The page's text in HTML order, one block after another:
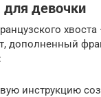
для девочки
хвоста
дополненный
инструкцию